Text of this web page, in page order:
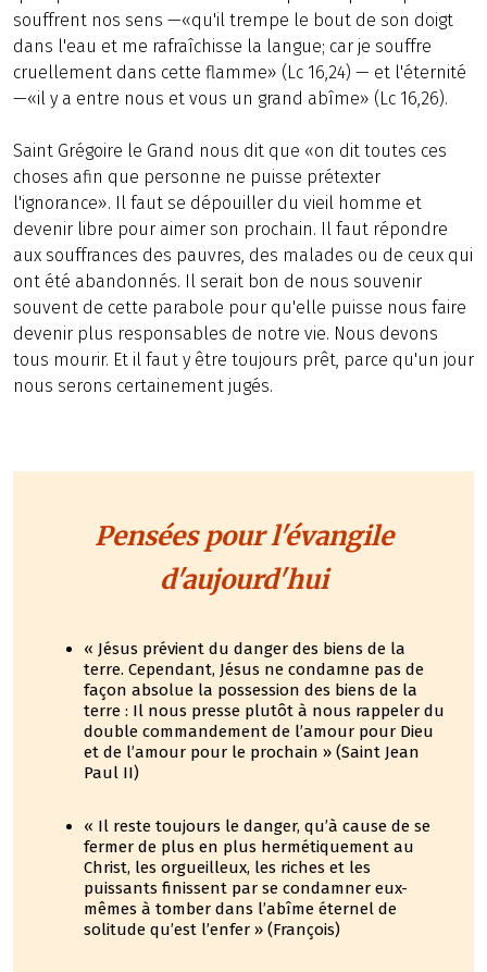
souffrent nos sens —«qu'il trempe le bout de son doigt
dans l'eau et me rafraîchisse la langue; car je souffre
cruellement dans cette flamme» (Lc 16,24) — et l'éternité
—«il y a entre nous et vous un grand abîme» (Lc 16,26).
Saint Grégoire le Grand nous dit que «on dit toutes ces
choses afin que personne ne puisse prétexter
l'ignorance». Il faut se dépouiller du vieil homme et
devenir libre pour aimer son prochain. Il faut répondre
aux souffrances des pauvres, des malades ou de ceux qui
ont été abandonnés. Il serait bon de nous souvenir
souvent de cette parabole pour qu'elle puisse nous faire
devenir plus responsables de notre vie. Nous devons
tous mourir. Et il faut y être toujours prêt, parce qu'un jour
nous serons certainement jugés.
Pensées pour l'évangile
d'aujourd'hui
« Jésus prévient du danger des biens de la
terre. Cependant, Jésus ne condamne pas de
façon absolue la possession des biens de la
terre : Il nous presse plutôt à nous rappeler du
double commandement de l’amour pour Dieu
et de l’amour pour le prochain » (Saint Jean
Paul II)
« Il reste toujours le danger, qu’à cause de se
fermer de plus en plus hermétiquement au
Christ, les orgueilleux, les riches et les
puissants finissent par se condamner eux-
mêmes à tomber dans l’abîme éternel de
solitude qu’est l’enfer » (François)